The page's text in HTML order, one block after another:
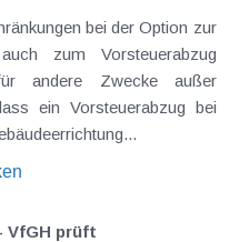
bei
der Gebäudeerrichtung...
VfGH prüft